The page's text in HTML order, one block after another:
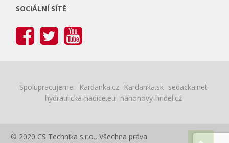
SOCIÁLNÍ SÍTĚ
Spolupracujeme: Kardanka.cz Kardanka.sk sedacka.net
hydraulicka-hadice.eu nahonovy-hridel.cz
© 2020 CS Technika s.r.o., Všechna práva